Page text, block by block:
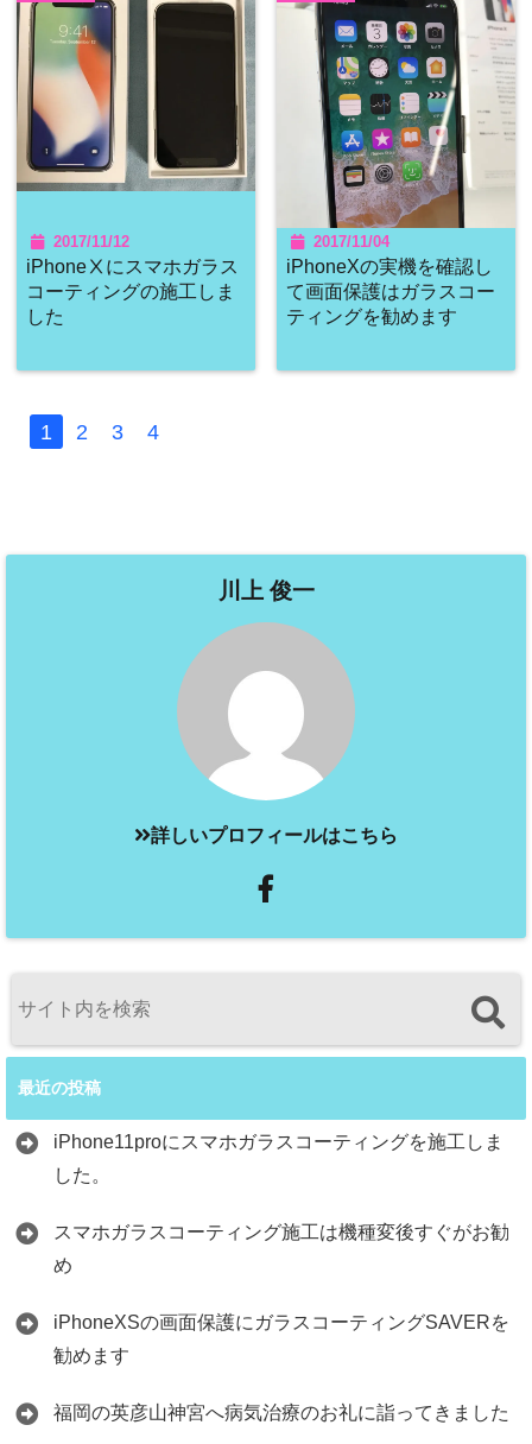
2017/11/12
iPhoneⅩにスマホガラス
コーティングの施工しま
した
2017/11/04
iPhoneXの実機を確認し
て画面保護はガラスコー
ティングを勧めます
1 2 3 4
川上 俊一
詳しいプロフィールはこちら
最近の投稿
iPhone11proにスマホガラスコーティングを施工しま
した。
スマホガラスコーティング施工は機種変後すぐがお勧
め
iPhoneXSの画面保護にガラスコーティングSAVERを
勧めます
福岡の英彦山神宮へ病気治療のお礼に詣ってきました